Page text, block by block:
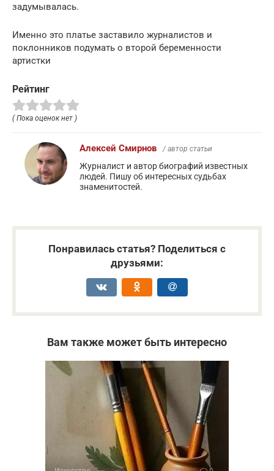
задумывалась.
Именно это платье заставило журналистов и
поклонников подумать о второй беременности
артистки
Рейтинг
( Пока оценок нет )
Алексей Смирнов / автор статьи
Журналист и автор биографий известных
людей. Пишу об интересных судьбах
знаменитостей.
Понравилась статья? Поделиться с
друзьями:
Вам также может быть интересно